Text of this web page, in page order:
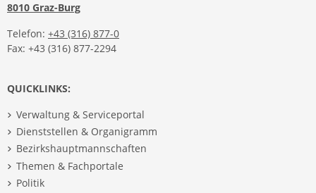
8010 Graz-Burg
Telefon: +43 (316) 877-0
Fax: +43 (316) 877-2294
QUICKLINKS:
Verwaltung & Serviceportal
Dienststellen & Organigramm
Bezirkshauptmannschaften
Themen & Fachportale
Politik